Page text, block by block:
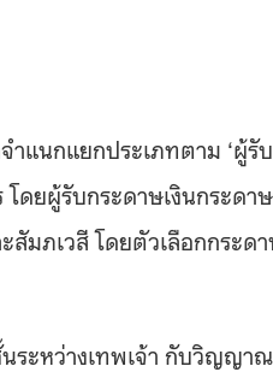
แนกแยกประเภทตาม ‘ผู้รั
โดยผู้รับกระดาษเงินกระด
มภเวสี โดยตัวเลือกกระด
ระหว่างเทพเจ้า กับวิญญ